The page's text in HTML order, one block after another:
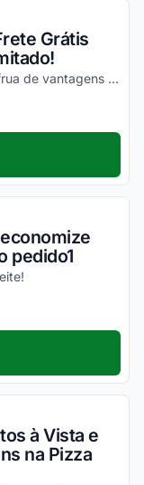
Grátis
Desfrute dos melhores descontos e usufrua de vantagens simplesmente incríveis!
pedido1
à Vista e
na Pizza